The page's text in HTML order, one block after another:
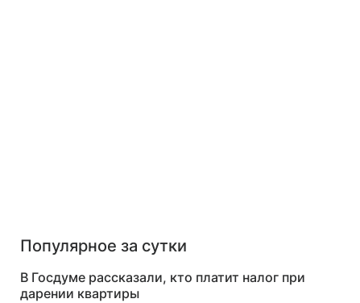
Популярное за сутки
В Госдуме рассказали, кто платит налог при
дарении квартиры